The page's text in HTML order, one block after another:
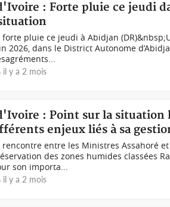
: Forte pluie ce jeudi
forte pluie ce jeudi à Abidjan
2026, dans le District Autonome
il y a 2 mois
: Point sur la situation
enjeux liés à sa
rencontre entre les Ministres Assahoré
des zones humides classées
son importa...
il y a 2 mois